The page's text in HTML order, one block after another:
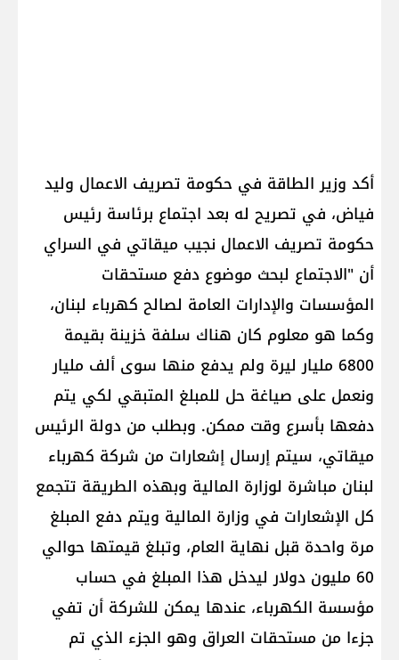
أكد وزير الطاقة في حكومة تصريف الاعمال وليد
فياض، في تصريح له بعد اجتماع برئاسة رئيس
حكومة تصريف الاعمال نجيب ميقاتي في السراي
أن "الاجتماع لبحث موضوع دفع مستحقات
المؤسسات والإدارات العامة لصالح كهرباء لبنان،
وكما هو معلوم كان هناك سلفة خزينة بقيمة
6800 مليار ليرة ولم يدفع منها سوى ألف مليار
ونعمل على صياغة حل للمبلغ المتبقي لكي يتم
دفعها بأسرع وقت ممكن. وبطلب من دولة الرئيس
ميقاتي، سيتم إرسال إشعارات من شركة كهرباء
لبنان مباشرة لوزارة المالية وبهذه الطريقة تتجمع
كل الإشعارات في وزارة المالية ويتم دفع المبلغ
مرة واحدة قبل نهاية العام، وتبلغ قيمتها حوالي
60 مليون دولار ليدخل هذا المبلغ في حساب
مؤسسة الكهرباء، عندها يمكن للشركة أن تفي
جزءا من مستحقات العراق وهو الجزء الذي تم